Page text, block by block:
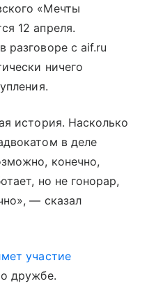
«Мечты
12 апреля.
разговоре с aif.ru
ничего
история. Насколько
в деле
конечно,
но не гонорар,
— сказал
участие
дружбе.